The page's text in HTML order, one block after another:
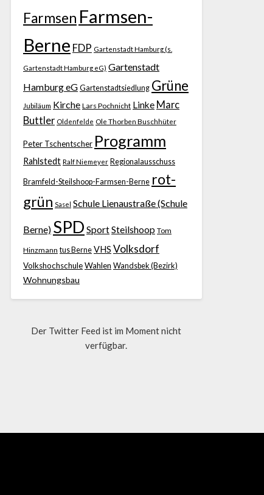
Farmsen Farmsen-
Berne FDP Gartenstadt Hamburg (s.
Gartenstadt Hamburg eG) Gartenstadt
Hamburg eG Gartenstadtsiedlung Grüne
Jubiläum Kirche Lars Pochnicht Linke Marc
Buttler Oldenfelde Ole Thorben Buschhüter
Peter Tschentscher Programm
Rahlstedt Ralf Niemeyer Regionalausschuss
Bramfeld-Steilshoop-Farmsen-Berne rot-
grün Sasel Schule Lienaustraße (Schule
Berne) SPD SportSteilshoop Tom
Hinzmann tus Berne VHS Volksdorf
VolkshochschuleWahlen Wandsbek (Bezirk)
Wohnungsbau
Der Twitter Feed ist im Moment nicht
verfügbar.